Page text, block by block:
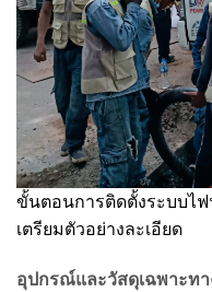
ขั้นตอนการติดตั้งระบบไ
เตรียมตัวอย่างละเอียด
อุปกรณ์และวัสดุเฉพาะท